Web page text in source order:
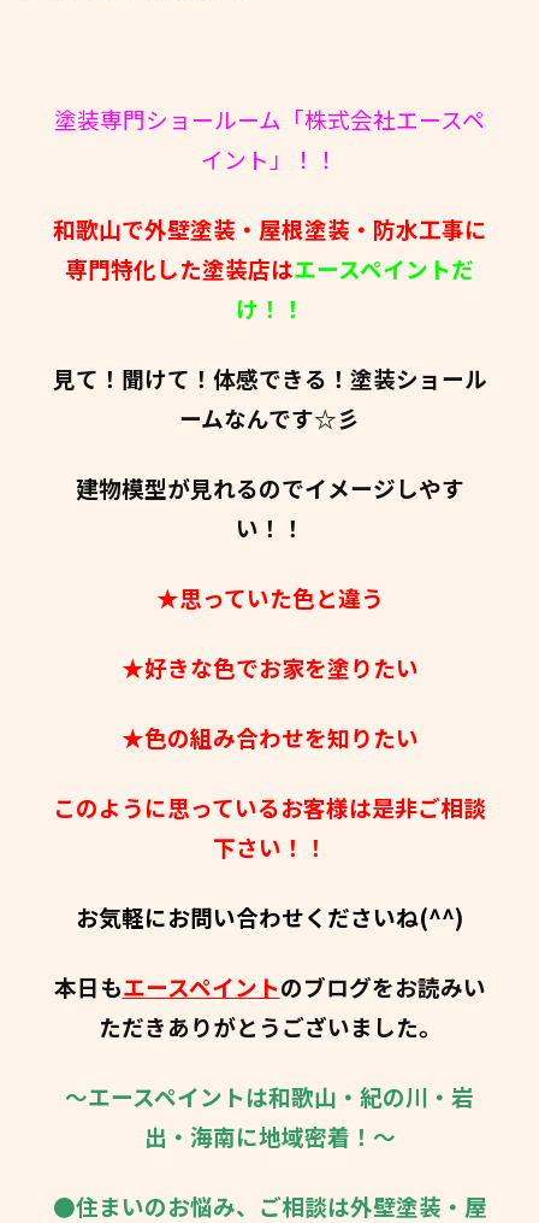
塗装専門ショールーム「株式会社エースペ
イント」！！
和歌山で外壁塗装・屋根塗装・防水工事に
専門特化した塗装店はエースペイントだ
け！！
見て！聞けて！体感できる！塗装ショール
ームなんです☆彡
建物模型が見れるのでイメージしやす
い！！
★思っていた色と違う
★好きな色でお家を塗りたい
★色の組み合わせを知りたい
このように思っているお客様は是非ご相談
下さい！！
お気軽にお問い合わせくださいね(^^)
本日もエースペイントのブログをお読みい
ただきありがとうございました。
～エースペイントは和歌山・紀の川・岩
出・海南に地域密着！～
●住まいのお悩み、ご相談は外壁塗装・屋